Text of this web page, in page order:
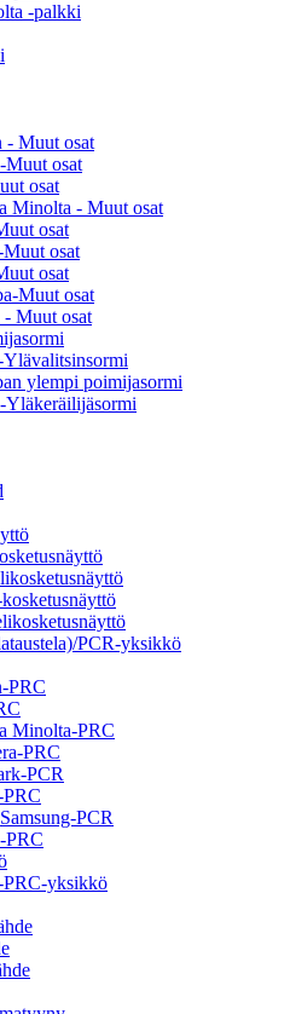
-palkki
- Muut osat
Muut osat
osat
Minolta - Muut osat
osat
osat
osat
Muut osat
Muut osat
ylempi poimijasormi
Yläkeräilijäsormi
PCR-yksikkö
PRC
Minolta-PRC
PRC
PCR
Samsung-PCR
PRC
yksikkö